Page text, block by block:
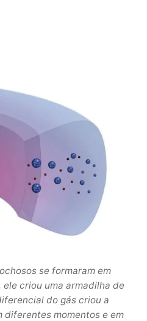
se formaram em
criou uma armadilha de
do gás criou a
diferentes momentos e em